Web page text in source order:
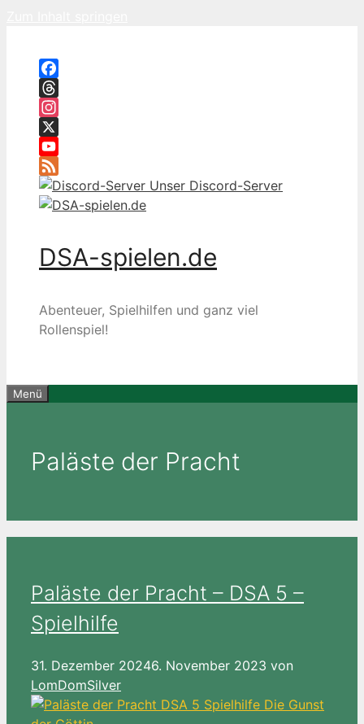
Facebook
Threads
Instagram
X
YouTube
Feed
Unser Discord-Server
DSA-spielen.de
Abenteuer, Spielhilfen und ganz viel
Rollenspiel!
Menü
Paläste der Pracht
Paläste der Pracht – DSA 5 –
Spielhilfe
31. Dezember 20246. November 2023 von
LomDomSilver